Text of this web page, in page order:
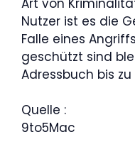
Nutzer ist es die
Falle eines
geschützt sind
Adressbuch bis
Quelle :
9to5Mac